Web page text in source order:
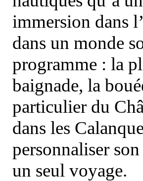
immersion dans
dans un monde
programme : la
baignade, la
particulier du
dans les
personnaliser
un seul voyage.